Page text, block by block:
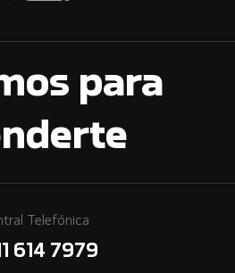
para
Telefónica
614 7979